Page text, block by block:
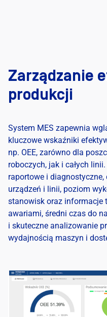
Zarządzanie
produkcji
System MES zapewnia
kluczowe wskaźniki
np. OEE, zarówno dla
roboczych, jak i całych
raportowe i
urządzeń i linii, poziom
stanowisk oraz informacje
awariami, średni czas do
i skuteczne analizowanie
wydajnością maszyn i